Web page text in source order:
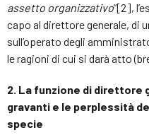
assetto organizzativo”[2],
capo al direttore generale, di
sull’operato degli
le ragioni di cui si darà atto
2. La funzione di direttore
gravanti e le perplessità
specie